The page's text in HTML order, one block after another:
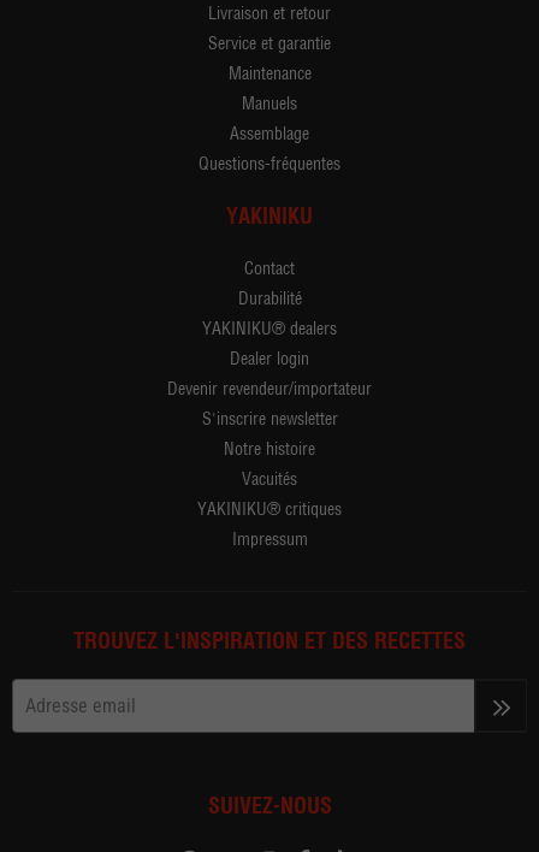
Livraison et retour
Service et garantie
Maintenance
Manuels
Assemblage
Questions-fréquentes
YAKINIKU
Contact
Durabilité
YAKINIKU® dealers
Dealer login
Devenir revendeur/importateur
S'inscrire newsletter
Notre histoire
Vacuités
YAKINIKU® critiques
Impressum
TROUVEZ L'INSPIRATION ET DES RECETTES
SUIVEZ-NOUS